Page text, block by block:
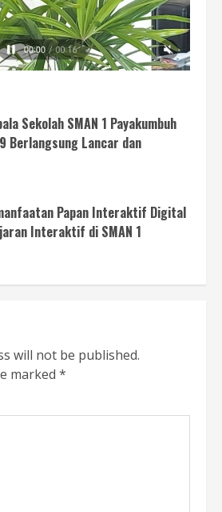
Sekolah SMAN 1 Payakumbuh
Berlangsung Lancar dan
Papan Interaktif Digital
Interaktif di SMAN 1
will not be published.
marked *